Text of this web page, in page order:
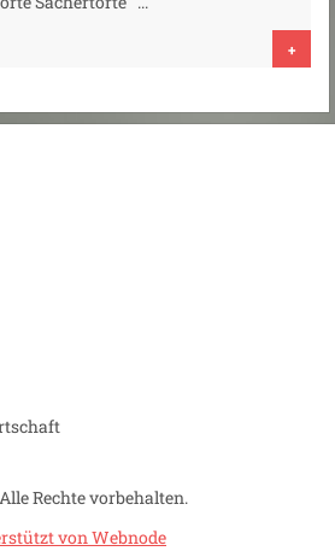
+
Rechte vorbehalten.
von Webnode